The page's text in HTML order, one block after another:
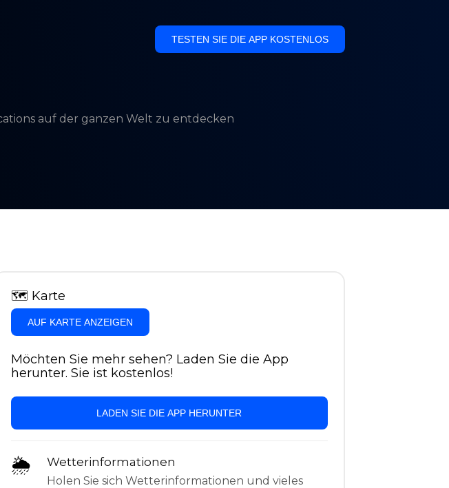
TESTEN SIE DIE APP KOSTENLOS
auf der ganzen Welt zu entdecken
🗺 Karte
AUF KARTE ANZEIGEN
Möchten Sie mehr sehen? Laden Sie die App
herunter. Sie ist kostenlos!
LADEN SIE DIE APP HERUNTER
🌦 Wetterinformationen
Holen Sie sich Wetterinformationen und vieles